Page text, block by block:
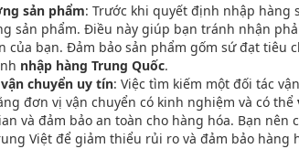
sản phẩm: Trước khi quyết định nhập hàng
sản phẩm. Điều này giúp bạn tránh nhận
của bạn. Đảm bảo sản phẩm gốm sứ đạt tiêu
nhập hàng Trung Quốc.
chuyển uy tín: Việc tìm kiếm một đối tác
đơn vị vận chuyển có kinh nghiệm và có thể
và đảm bảo an toàn cho hàng hóa. Bạn nên
Việt để giảm thiểu rủi ro và đảm bảo hàng